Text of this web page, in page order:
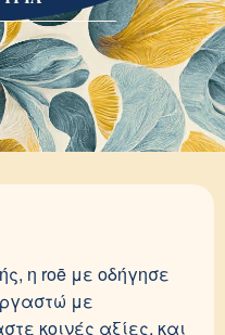
η roē με οδήγησε
με
κοινές αξίες, και